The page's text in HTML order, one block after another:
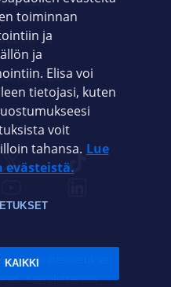
Evästeasetukset
Saavutettavuus
toiminnan
ja
ja
Elisa voi
tietojasi, kuten
voit
tahansa. Lue
evästeistä.
KAIKKI